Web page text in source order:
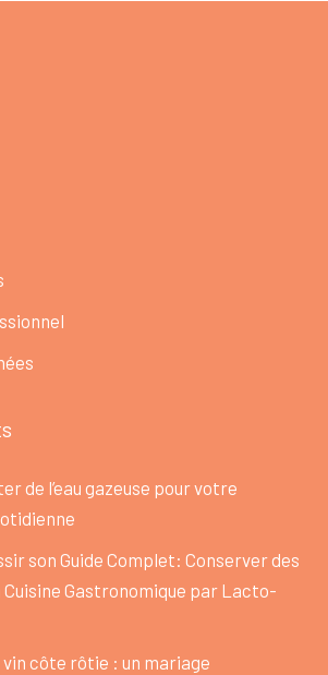
de l’eau gazeuse pour votre
son Guide Complet: Conserver des
Cuisine Gastronomique par Lacto-
côte rôtie : un mariage